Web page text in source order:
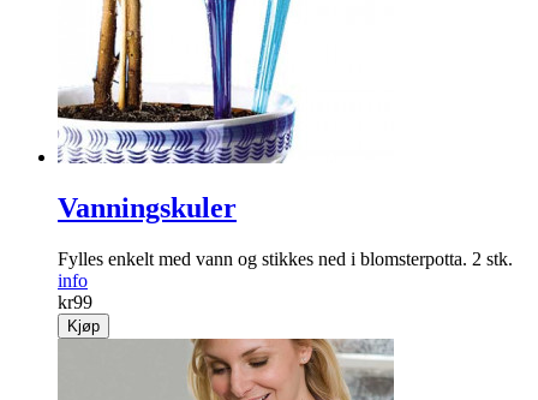
Vanningskuler
Fylles enkelt med vann og stikkes ned i blomsterpotta. 2 stk.
info
kr99
Kjøp